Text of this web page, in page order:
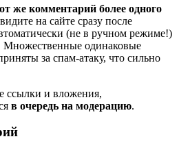
же комментарий более одного
на сайте сразу после
(не в ручном режиме!)
Множественные одинаковые
за спам-атаку, что сильно
ссылки и вложения,
в очередь на модерацию.